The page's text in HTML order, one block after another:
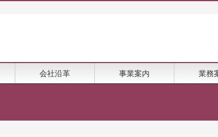
会社沿革 事業案内 業務